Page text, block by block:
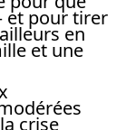
et pour tirer
en
et une
crise